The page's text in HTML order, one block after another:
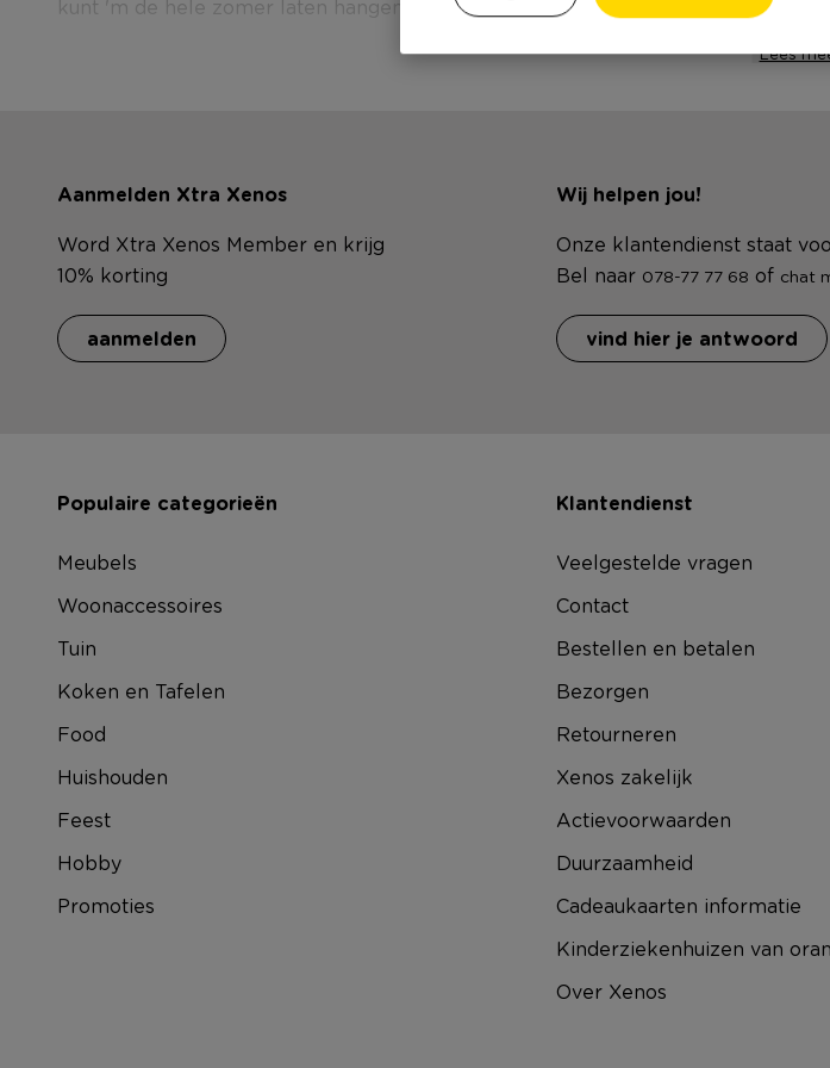
kunt 'm de hele zomer laten hangen. Erg populair zijn de driehoek
Lees
Aanmelden Xtra Xenos
Word Xtra Xenos Member en krijg
10% korting
aanmelden
Wij helpen jou!
Onze klantendienst staat
Bel naar 078-77 77 68 of chat
vind hier je antwoord
Populaire categorieën
Meubels
Woonaccessoires
Tuin
Koken en Tafelen
Food
Huishouden
Feest
Hobby
Promoties
Klantendienst
Veelgestelde vragen
Contact
Bestellen en betalen
Bezorgen
Retourneren
Xenos zakelijk
Actievoorwaarden
Duurzaamheid
Cadeaukaarten informatie
Kinderziekenhuizen van
Over Xenos